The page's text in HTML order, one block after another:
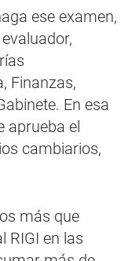
ese examen,
Finanzas,
En esa
aprueba el
cambiarios,
más que
RIGI en las